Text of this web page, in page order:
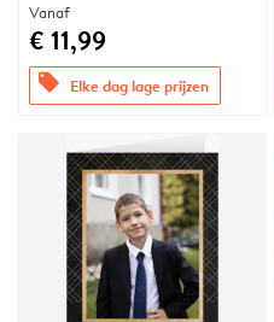
Vanaf
€ 11,99
offers Elke dag lage prijzen